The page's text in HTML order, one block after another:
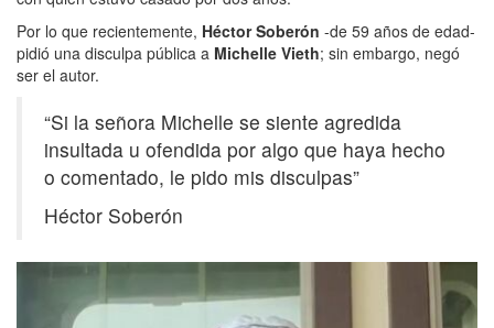
Por lo que recientemente, Héctor Soberón -de 59 años de edad-
pidió una disculpa pública a Michelle Vieth; sin embargo, negó
ser el autor.
“Si la señora Michelle se siente agredida
insultada u ofendida por algo que haya hecho
o comentado, le pido mis disculpas”
Héctor Soberón